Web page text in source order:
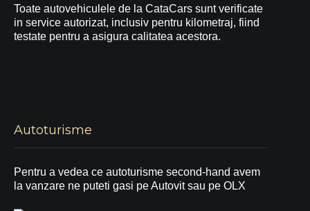
Toate autovehiculele de la CataCars sunt verificate
in service autorizat, inclusiv pentru kilometraj, fiind
testate pentru a asigura calitatea acestora.
Autoturisme
Pentru a vedea ce autoturisme second-hand avem
la vanzare ne puteti gasi pe Autovit sau pe OLX